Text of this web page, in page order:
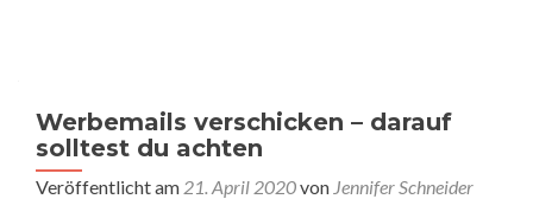
Werbemails verschicken – darauf
solltest du achten
Veröffentlicht am 21. April 2020von Jennifer Schneider